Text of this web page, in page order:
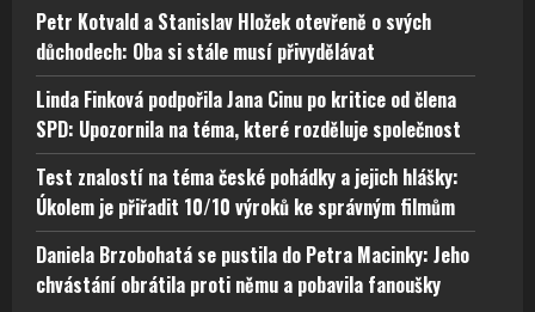
Petr Kotvald a Stanislav Hložek otevřeně o svých
důchodech: Oba si stále musí přivydělávat
Linda Finková podpořila Jana Cinu po kritice od člena
SPD: Upozornila na téma, které rozděluje společnost
Test znalostí na téma české pohádky a jejich hlášky:
Úkolem je přiřadit 10/10 výroků ke správným filmům
Daniela Brzobohatá se pustila do Petra Macinky: Jeho
chvástání obrátila proti němu a pobavila fanoušky